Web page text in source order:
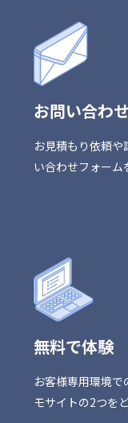
お問い合わ
お見積もり依頼
い合わせフォーム
無料で体験
お客様専用環境
モサイトの2つを